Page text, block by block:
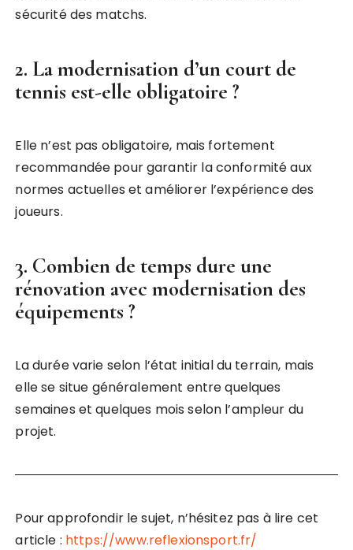
sécurité des matchs.
2. La modernisation d’un court de
tennis est-elle obligatoire ?
Elle n’est pas obligatoire, mais fortement
recommandée pour garantir la conformité aux
normes actuelles et améliorer l’expérience des
joueurs.
3. Combien de temps dure une
rénovation avec modernisation des
équipements ?
La durée varie selon l’état initial du terrain, mais
elle se situe généralement entre quelques
semaines et quelques mois selon l’ampleur du
projet.
Pour approfondir le sujet, n’hésitez pas à lire cet
article : https://www.reflexionsport.fr/